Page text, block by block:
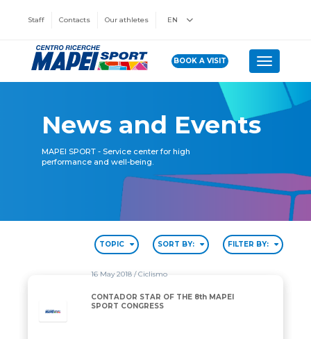
Staff Contacts Our athletes EN
BOOK A VISIT Toggle
News and Events
MAPEI SPORT - Service center for high
performance and well-being.
TOPIC SORT BY: FILTER BY:
16 May 2018/ Ciclismo
CONTADOR STAR OF THE 8th MAPEI
SPORT CONGRESS